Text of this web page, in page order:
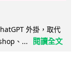
外掛，取代
、...
閱讀全文